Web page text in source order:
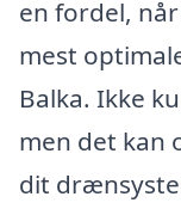
en fordel,
mest
Balka. Ikke
men det kan
dit